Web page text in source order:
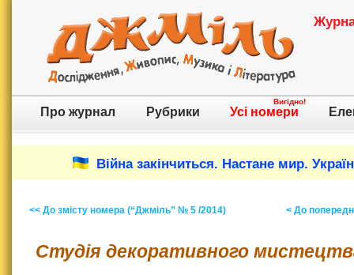
Про журнал Рубрики Усі номери
Вигідно!
Війна закінчиться. Настане мир.
<< До змісту номера (“Джміль” № 5 /2014) < До
Студія декоративного